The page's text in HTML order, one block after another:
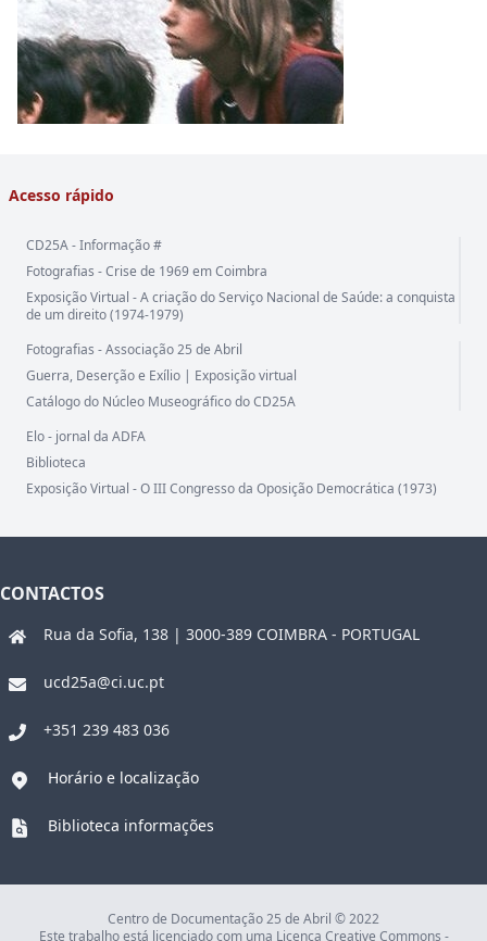
Acesso rápido
CD25A - Informação #
Fotografias - Crise de 1969 em Coimbra
Exposição Virtual - A criação do Serviço Nacional de Saúde: a conquista
de um direito (1974-1979)
Fotografias - Associação 25 de Abril
Guerra, Deserção e Exílio | Exposição virtual
Catálogo do Núcleo Museográfico do CD25A
Elo - jornal da ADFA
Biblioteca
Exposição Virtual - O III Congresso da Oposição Democrática (1973)
CONTACTOS
Rua da Sofia, 138 | 3000-389 COIMBRA - PORTUGAL
ucd25a@ci.uc.pt
+351 239 483 036
Horário e localização
Biblioteca informações
Centro de Documentação 25 de Abril © 2022
Este trabalho está licenciado com uma Licença Creative Commons -